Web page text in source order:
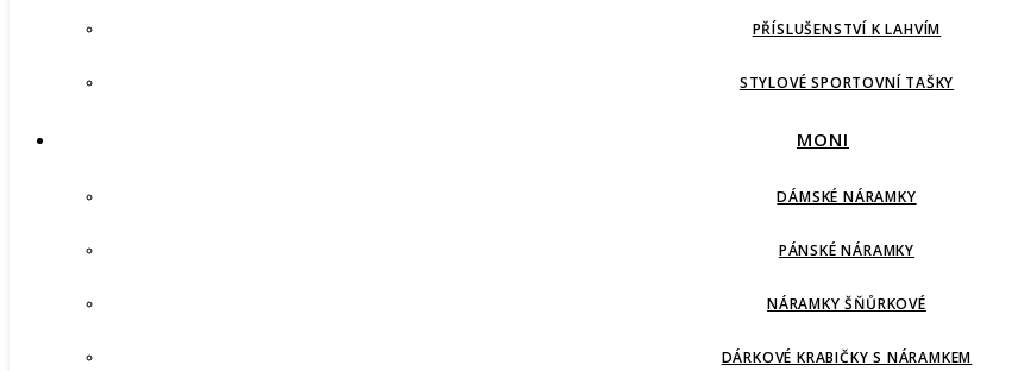
PŘÍSLUŠENSTVÍ K LAHVÍM
STYLOVÉ SPORTOVNÍ TAŠKY
MONI
DÁMSKÉ NÁRAMKY
PÁNSKÉ NÁRAMKY
NÁRAMKY ŠŇŮRKOVÉ
DÁRKOVÉ KRABIČKY S NÁRAMKEM